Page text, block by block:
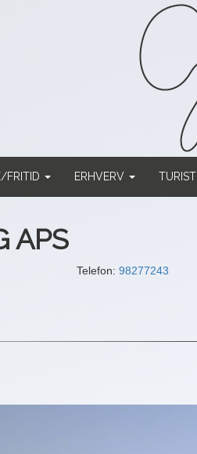
FRITID ERHVERV TURIST
APS
Telefon: 98277243